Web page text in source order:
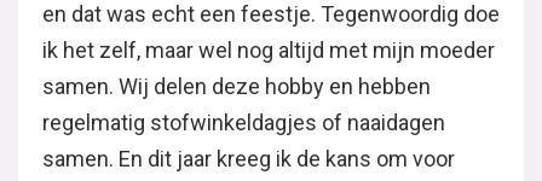
en dat was echt een feestje. Tegenwoordig doe
ik het zelf, maar wel nog altijd met mijn moeder
samen. Wij delen deze hobby en hebben
regelmatig stofwinkeldagjes of naaidagen
samen. En dit jaar kreeg ik de kans om voor